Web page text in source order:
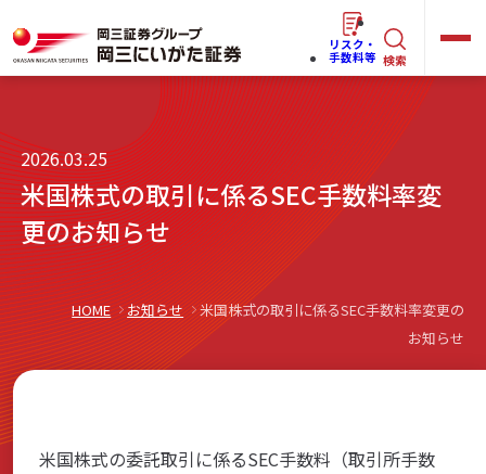
ー
ワ
ー
ド
で
探
す
らくらくネット情報便
法人(オーナー)さま向けサービス
リスク・
手数料等 検索
キ
ー
ド
で
探
す
2026.03.25
米国株式の取引に係るSEC手数料率変
更のお知らせ
HOME お知らせ
米国株式の取引に係るSEC手数料率変更の
お知らせ
米国株式の委託取引に係るSEC手数料（取引所手数